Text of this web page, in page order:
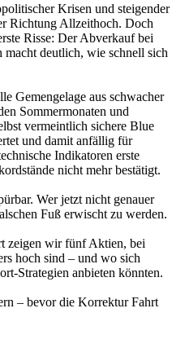
Krisen und steigender
Richtung Allzeithoch. Doch
Risse: Der Abverkauf bei
deutlich, wie schnell sich
Gemengelage aus schwacher
Sommermonaten und
vermeintlich sichere Blue
und damit anfällig für
Indikatoren erste
nicht mehr bestätigt.
Wer jetzt nicht genauer
Fuß erwischt zu werden.
zeigen wir fünf Aktien, bei
hoch sind – und wo sich
Strategien anbieten könnten.
– bevor die Korrektur Fahrt